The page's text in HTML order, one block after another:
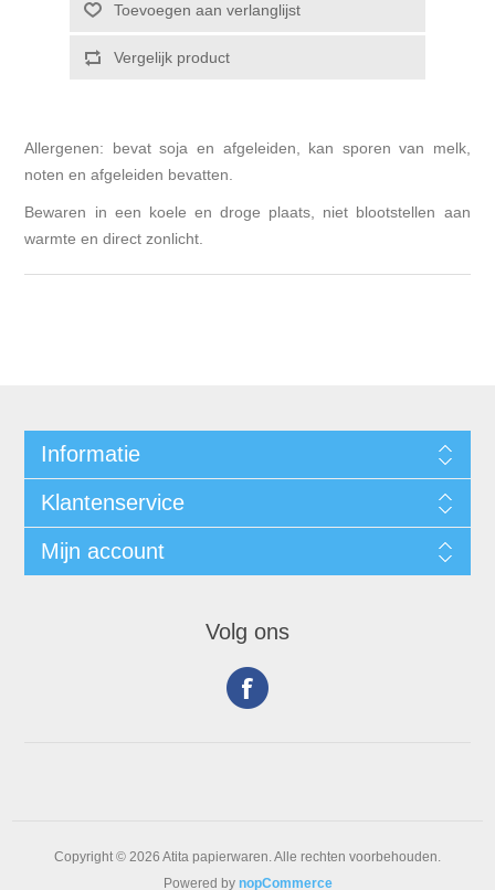
Allergenen: bevat soja en afgeleiden, kan sporen van melk,
noten en afgeleiden bevatten.
Bewaren in een koele en droge plaats, niet blootstellen aan
warmte en direct zonlicht.
Informatie
Klantenservice
Mijn account
Volg ons
Copyright © 2026 Atita papierwaren. Alle rechten voorbehouden.
Powered by nopCommerce